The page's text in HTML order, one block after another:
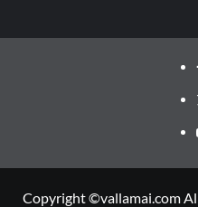
Copyright ©vallamai.com